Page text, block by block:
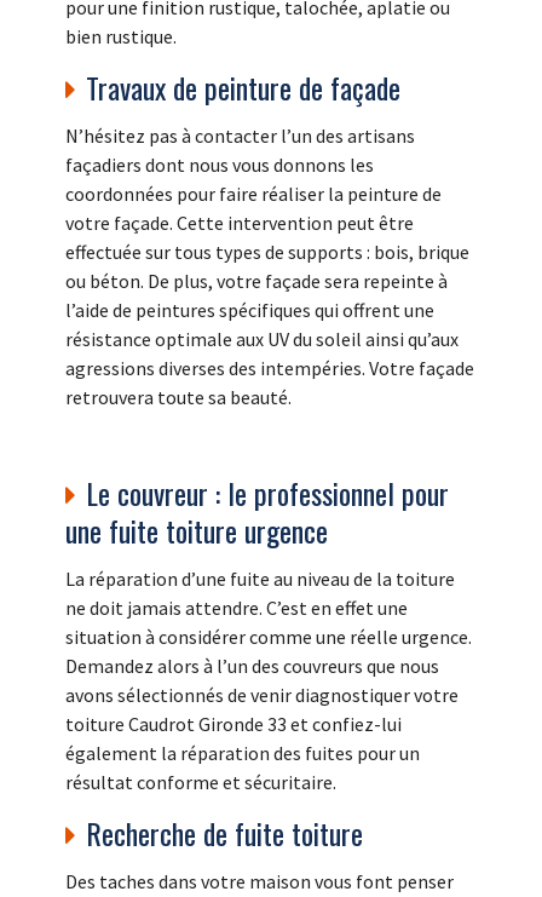
pour une finition rustique, talochée, aplatie ou
bien rustique.
Travaux de peinture de façade
N’hésitez pas à contacter l’un des artisans
façadiers dont nous vous donnons les
coordonnées pour faire réaliser la peinture de
votre façade. Cette intervention peut être
effectuée sur tous types de supports : bois, brique
ou béton. De plus, votre façade sera repeinte à
l’aide de peintures spécifiques qui offrent une
résistance optimale aux UV du soleil ainsi qu’aux
agressions diverses des intempéries. Votre façade
retrouvera toute sa beauté.
Le couvreur : le professionnel pour
une fuite toiture urgence
La réparation d’une fuite au niveau de la toiture
ne doit jamais attendre. C’est en effet une
situation à considérer comme une réelle urgence.
Demandez alors à l’un des couvreurs que nous
avons sélectionnés de venir diagnostiquer votre
toiture Caudrot Gironde 33 et confiez-lui
également la réparation des fuites pour un
résultat conforme et sécuritaire.
Recherche de fuite toiture
Des taches dans votre maison vous font penser